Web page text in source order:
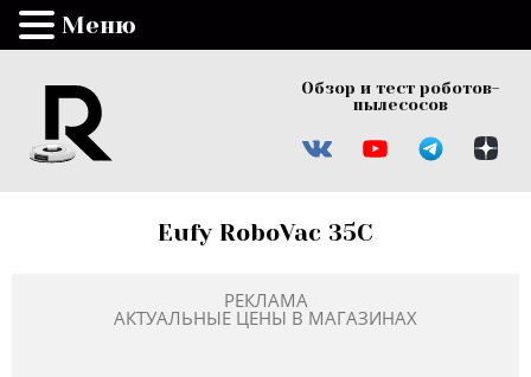
Обзор и тест роботов-
пылесосов
Eufy RoboVac 35C
РЕКЛАМА
АКТУАЛЬНЫЕ ЦЕНЫ В МАГАЗИНАХ
Меню